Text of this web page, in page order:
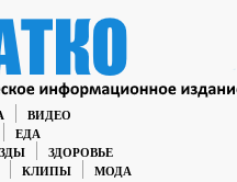
ВИДЕО
ЕДА
ЗДОРОВЬЕ
КЛИПЫ
МОДА